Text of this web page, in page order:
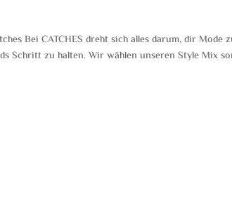
Bei CATCHES dreht sich alles darum, dir
Schritt zu halten. Wir wählen unseren Style Mix